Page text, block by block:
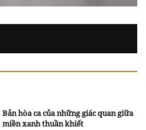
Bản hòa ca của những giác quan giữa
miền xanh thuần khiết